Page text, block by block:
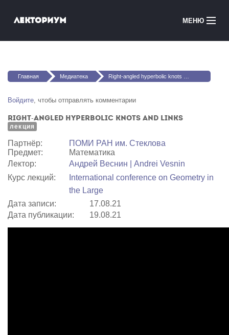
Лекториум МЕНЮ
Медиатека
Courses in English
Войти
Вы здесь
Главная Медиатека Right-angled hyperbolic knots and links
Войдите, чтобы отправлять комментарии
Right-angled hyperbolic knots and links
лекция
Партнёр:
ПОМИ РАН им. Стеклова
Предмет:
Математика
Лектор:
Андрей Веснин | Andrei Vesnin
Курс лекций:
International conference on Geometry in
the Large
Дата записи:
17.08.21
Дата публикации:
19.08.21